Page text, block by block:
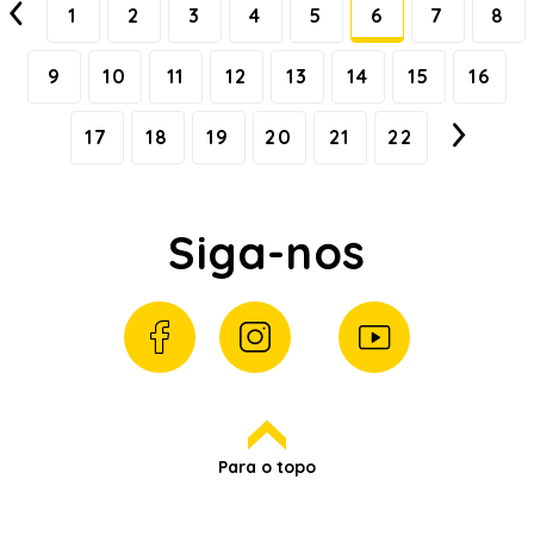
1 2 3 4 5 6 7 8
9 10 11 12 13 14 15 16
17 18 19 20 21 22
Siga-nos
Para o topo